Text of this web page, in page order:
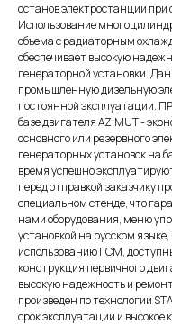
останов электростанции
Использование
объема с радиаторным
обеспечивает высокую
генераторной установки.
промышленную дизельную
постоянной эксплуатации.
базе двигателя AZIMUT -
основного или резервного
генераторных установок на
время успешно
перед отправкой заказчику
специальном стенде, что
нами оборудования, меню
установкой на русском
использованию ГСМ,
конструкция первичного
высокую надежность и
произведен по технологии
срок эксплуатации и высокое